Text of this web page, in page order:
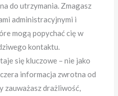
do utrzymania. Zmagasz
administracyjnymi i
mogą popychać cię w
kontaktu.
się kluczowe – nie jako
informacja zwrotna od
zauważasz drażliwość,